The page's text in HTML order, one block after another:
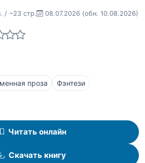
/ ~23 стр. 08.07.2026 (обн. 10.08.2026)
проза
Фэнтези
Читать онлайн
Скачать книгу